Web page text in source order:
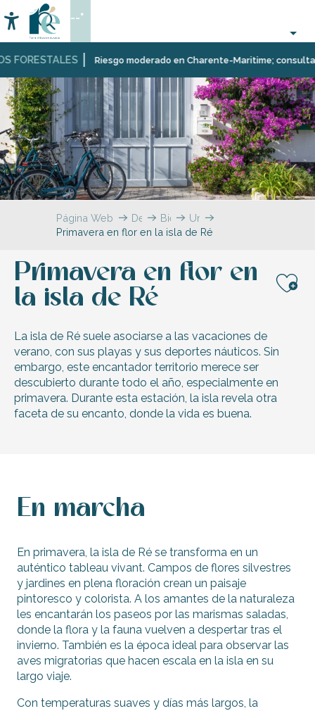
au
contenu
principal
Riesgo moderado en Charente-Maritime; consulta
Accessibilité
Buscar
--°
Página Web DescubrirBienvenido
a
de
Una
isla
cada
estación
Primavera en flor en la isla de Ré
Primavera en flor en
la isla de Ré
La isla de Ré suele asociarse a las vacaciones de
verano, con sus playas y sus deportes náuticos. Sin
embargo, este encantador territorio merece ser
descubierto durante todo el año, especialmente en
primavera. Durante esta estación, la isla revela otra
faceta de su encanto, donde la vida es buena.
En marcha
En primavera, la isla de Ré se transforma en un
auténtico tableau vivant. Campos de flores silvestres
y jardines en plena floración crean un paisaje
pintoresco y colorista. A los amantes de la naturaleza
les encantarán los paseos por las marismas saladas,
donde la flora y la fauna vuelven a despertar tras el
invierno. También es la época ideal para observar las
aves migratorias que hacen escala en la isla en su
largo viaje.
Con temperaturas suaves y días más largos, la